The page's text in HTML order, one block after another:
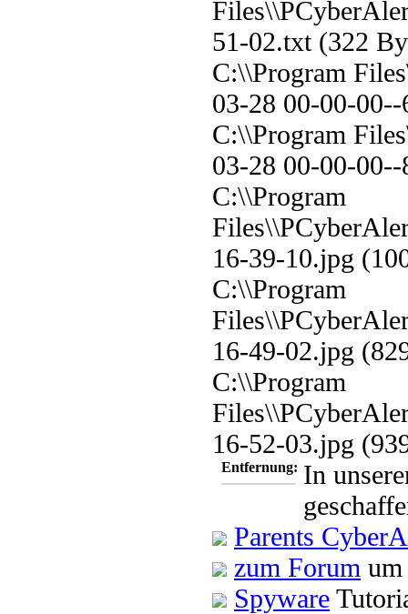
51-02.txt (322
C:\\Program
03-28 00-00-
C:\\Program
03-28 00-00-
C:\\Program
16-39-10.jpg
C:\\Program
16-49-02.jpg
C:\\Program
16-52-03.jpg
Entfernung: In
Parents
zum Forum
Spyware